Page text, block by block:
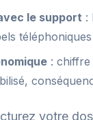
le support :
téléphoniques
:
votre